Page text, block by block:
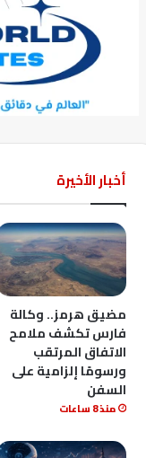
أخبار الأخيرة
مضيق هرمز.. وكالة
فارس تكشف ملامح
الاتفاق المرتقب
ورسومًا إلزامية على
السفن
منذ 8 ساعات